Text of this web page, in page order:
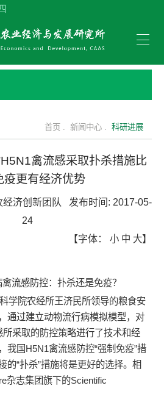
首页 . 新闻中心 . 科研进展
禽流感采取扑杀措施比
疫更有经济优势
济创新团队 发布时间: 2017-05-
24
【字体： 小 中 大】
流感防控：扑杀还是免疫？
学院农经所王济民所领导的粮食安
通过建立动物流行病模拟模型，对
采取的防控策略进行了技术和经
我国H5N1禽流感防控“强制免疫”措
的“扑杀”措施将是更好的选择。相
杂志集团旗下的Scientific